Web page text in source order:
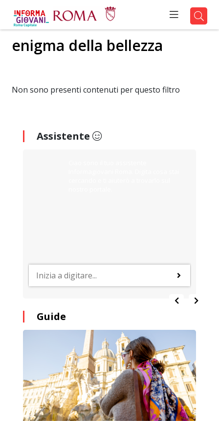
enigma della bellezza
Non sono presenti contenuti per questo filtro
Assistente
Guide